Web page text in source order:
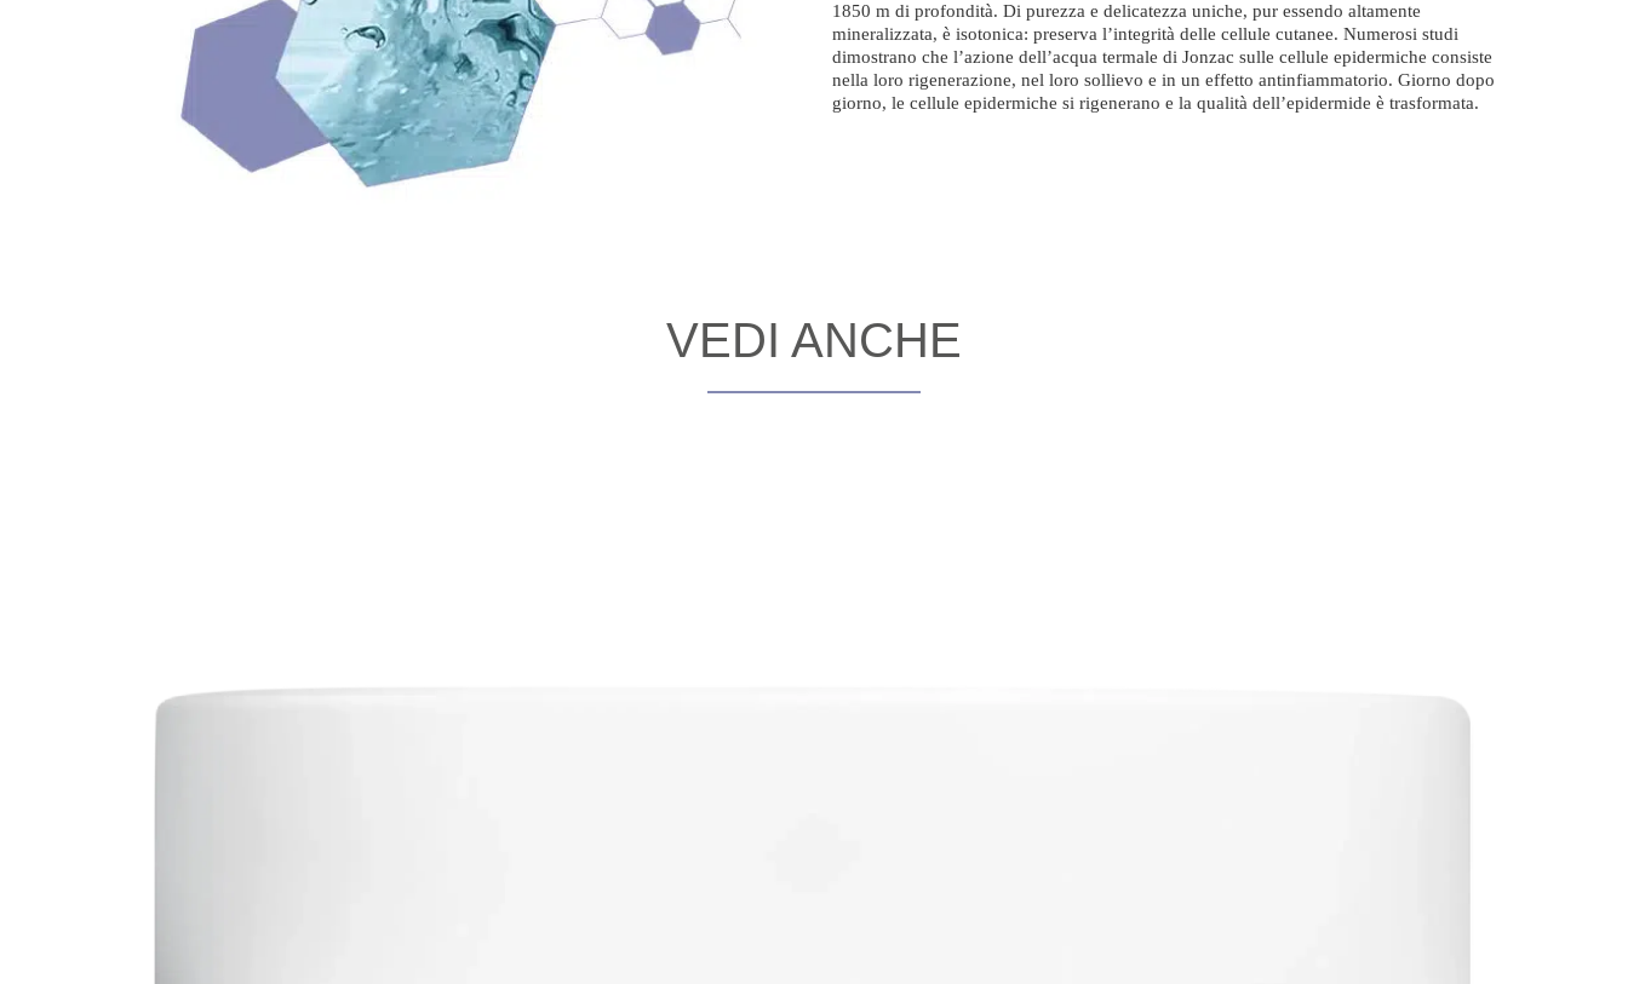
1850 m di profondità. Di purezza e delicatezza uniche, pur essendo altamente
mineralizzata, è isotonica: preserva l’integrità delle cellule cutanee. Numerosi studi
dimostrano che l’azione dell’acqua termale di Jonzac sulle cellule epidermiche consiste
nella loro rigenerazione, nel loro sollievo e in un effetto antinfiammatorio. Giorno dopo
giorno, le cellule epidermiche si rigenerano e la qualità dell’epidermide è trasformata.
VEDI ANCHE